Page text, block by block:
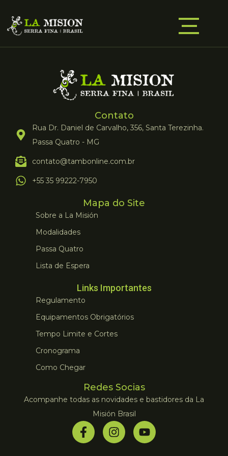
Contato
Rua Dr. Daniel de Carvalho, 356, Santa Terezinha.
Passa Quatro - MG
contato@tambonline.com.br
+55 35 99222-7950
Mapa do Site
Sobre a La Misión
Modalidades
Passa Quatro
Lista de Espera
Links Importantes
Regulamento
Equipamentos Obrigatórios
Tempo Limite e Cortes
Cronograma
Como Chegar
Redes Socias
Acompanhe todas as novidades e bastidores da La
Misión Brasil